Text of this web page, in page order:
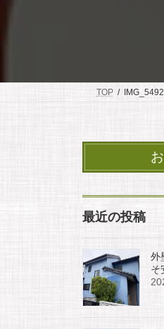
TOP IMG_5492
最近の投稿
外
そ